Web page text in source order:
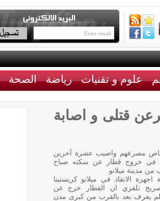
علوم و تقنيات رياضة الصحة
قتلى و اصابة
مصرعهم واصيب عشرة آخرين
في خروج قطار عن سكته صباح
من مدينة ميلانو.
الانقاذ في ميلانو كريستينا
تلفزي ان القطار خرج عن
يعرف بعد بالقرب من كبرى مدن